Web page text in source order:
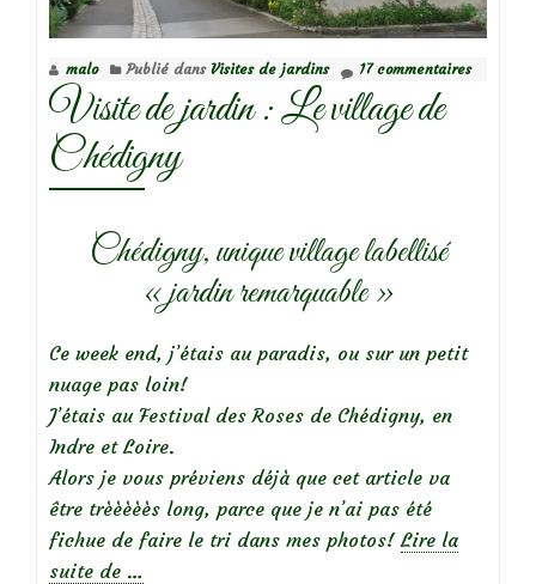
liane
‘Violette’
ou
‘Violetta’
malo Publié dans Visites de jardins 17 commentaires
Visite de jardin : Le village de
Chédigny
Chédigny, unique village labellisé
« jardin remarquable »
Ce week end, j’étais au paradis, ou sur un petit
nuage pas loin!
J’étais au Festival des Roses de Chédigny, en
Indre et Loire.
Alors je vous préviens déjà que cet article va
être trèèèèès long, parce que je n’ai pas été
fichue de faire le tri dans mes photos! Lire la
suite de …